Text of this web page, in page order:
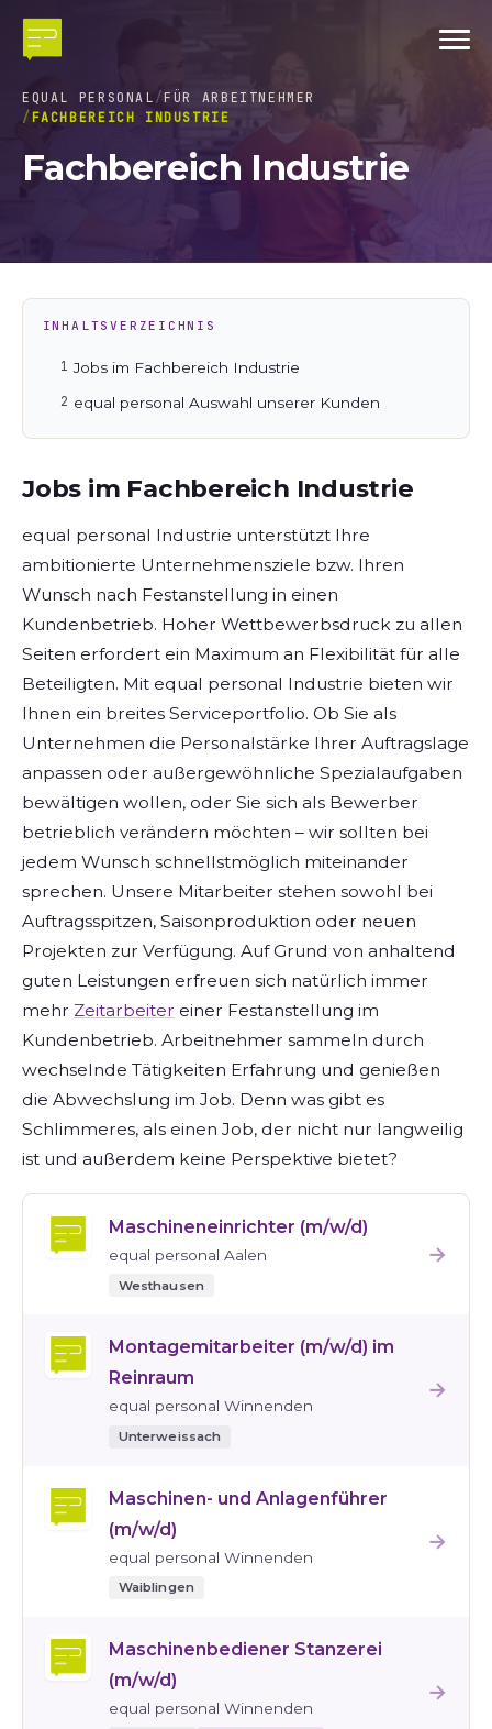
EQUAL PERSONAL
FÜR ARBEITNEHMER
FACHBEREICH INDUSTRIE
Fachbereich Industrie
INHALTSVERZEICHNIS
Jobs im Fachbereich Industrie
equal personal Auswahl unserer Kunden
Jobs im Fachbereich Industrie
equal personal Industrie unterstützt Ihre
ambitionierte Unternehmensziele bzw. Ihren
Wunsch nach Festanstellung in einen
Kundenbetrieb. Hoher Wettbewerbsdruck zu allen
Seiten erfordert ein Maximum an Flexibilität für alle
Beteiligten. Mit equal personal Industrie bieten wir
Ihnen ein breites Serviceportfolio. Ob Sie als
Unternehmen die Personalstärke Ihrer Auftragslage
anpassen oder außergewöhnliche Spezialaufgaben
bewältigen wollen, oder Sie sich als Bewerber
betrieblich verändern möchten – wir sollten bei
jedem Wunsch schnellstmöglich miteinander
sprechen. Unsere Mitarbeiter stehen sowohl bei
Auftragsspitzen, Saisonproduktion oder neuen
Projekten zur Verfügung. Auf Grund von anhaltend
guten Leistungen erfreuen sich natürlich immer
mehr Zeitarbeiter einer Festanstellung im
Kundenbetrieb. Arbeitnehmer sammeln durch
wechselnde Tätigkeiten Erfahrung und genießen
die Abwechslung im Job. Denn was gibt es
Schlimmeres, als einen Job, der nicht nur langweilig
ist und außerdem keine Perspektive bietet?
Maschineneinrichter (m/w/d)
equal personal Aalen
Westhausen
→
Montagemitarbeiter (m/w/d) im
Reinraum
equal personal Winnenden
Unterweissach
→
Maschinen- und Anlagenführer
(m/w/d)
equal personal Winnenden
Waiblingen
→
Maschinenbediener Stanzerei
(m/w/d)
equal personal Winnenden
→